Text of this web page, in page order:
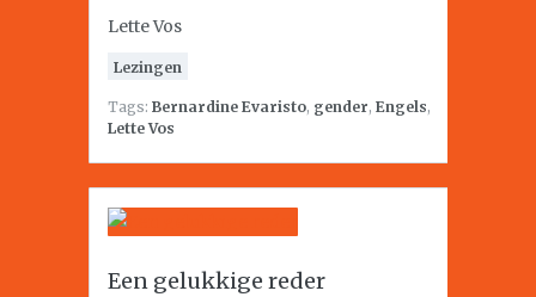
Lette Vos
Lezingen
Tags: Bernardine Evaristo, gender, Engels,
Lette Vos
Een gelukkige reder